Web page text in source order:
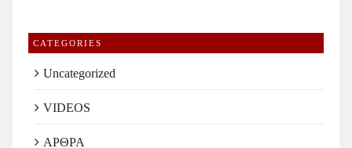
CATEGORIES
Uncategorized
VIDEOS
ΑΡΘΡΑ